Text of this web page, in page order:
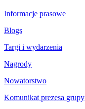
Informacje prasowe
Blogs
Targi i wydarzenia
Nagrody
Nowatorstwo
Komunikat prezesa grupy